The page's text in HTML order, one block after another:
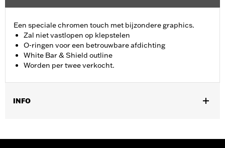
Een speciale chromen touch met bijzondere graphics.
Zal niet vastlopen op klepstelen
O-ringen voor een betrouwbare afdichting
White Bar & Shield outline
Worden per twee verkocht.
INFO